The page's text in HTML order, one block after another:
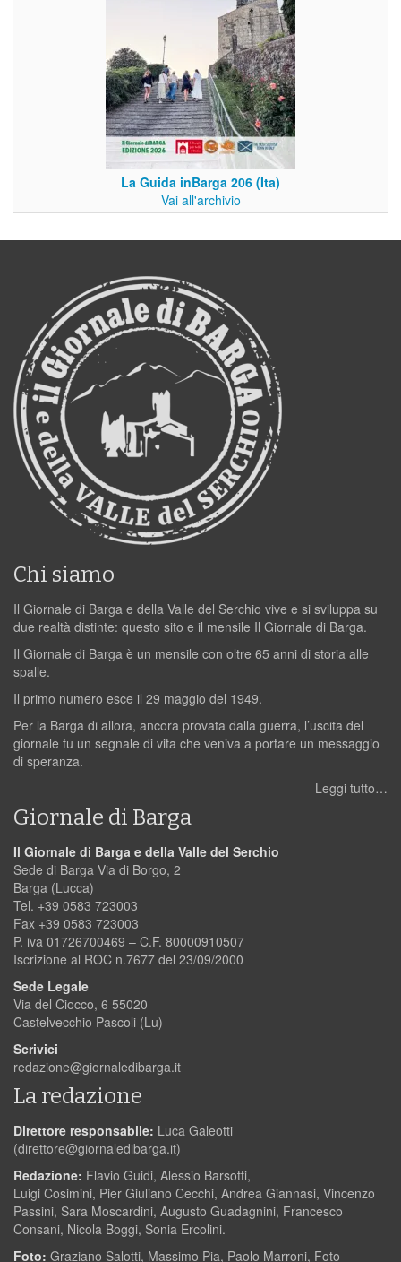
La Guida inBarga 206 (Ita)
Vai all'archivio
Chi siamo
Il Giornale di Barga e della Valle del Serchio vive e si sviluppa su
due realtà distinte: questo sito e il mensile Il Giornale di Barga.
Il Giornale di Barga è un mensile con oltre 65 anni di storia alle
spalle.
Il primo numero esce il 29 maggio del 1949.
Per la Barga di allora, ancora provata dalla guerra, l’uscita del
giornale fu un segnale di vita che veniva a portare un messaggio
di speranza.
Leggi tutto…
Giornale di Barga
Il Giornale di Barga e della Valle del Serchio
Sede di Barga Via di Borgo, 2
Barga (Lucca)
Tel. +39 0583 723003
Fax +39 0583 723003
P. iva 01726700469 – C.F. 80000910507
Iscrizione al ROC n.7677 del 23/09/2000
Sede Legale
Via del Ciocco, 6 55020
Castelvecchio Pascoli (Lu)
Scrivici
redazione@giornaledibarga.it
La redazione
Direttore responsabile: Luca Galeotti
(direttore@giornaledibarga.it)
Redazione: Flavio Guidi, Alessio Barsotti,
Luigi Cosimini, Pier Giuliano Cecchi, Andrea Giannasi, Vincenzo
Passini, Sara Moscardini, Augusto Guadagnini, Francesco
Consani, Nicola Boggi, Sonia Ercolini.
Foto: Graziano Salotti, Massimo Pia, Paolo Marroni, Foto